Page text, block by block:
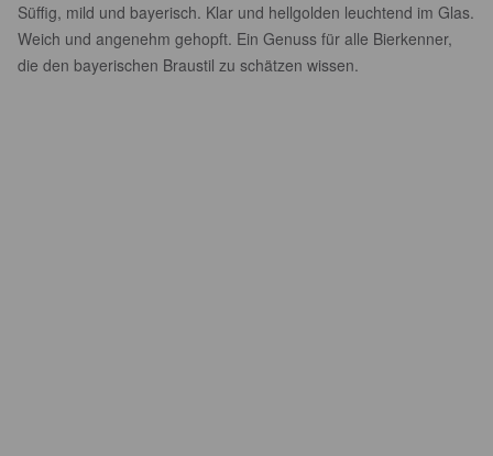
Süffig, mild und bayerisch. Klar und hellgolden leuchtend im Glas.
Weich und angenehm gehopft. Ein Genuss für alle Bierkenner,
die den bayerischen Braustil zu schätzen wissen.